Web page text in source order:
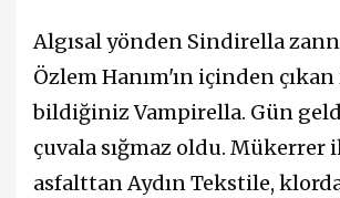
Algısal yönden Sindirella
Özlem Hanım'ın içinden
bildiğiniz Vampirella. Gün
çuvala sığmaz oldu. Mükerrer
asfalttan Aydın Tekstile,